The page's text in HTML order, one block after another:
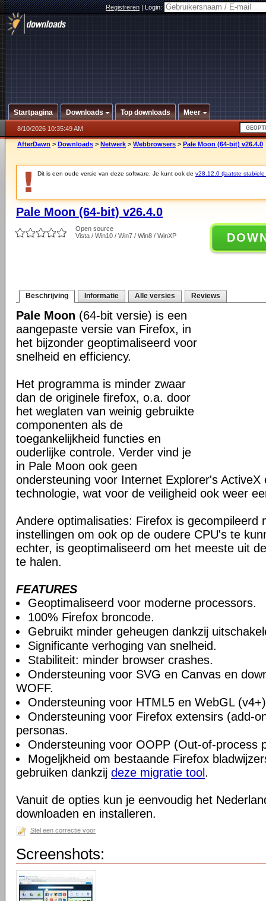
Registreren|Login:
Startpagina Downloads Top downloads Meer
8/10/2026 10:35:49 AM
AfterDawn > Downloads > Netwerk > Webbrowsers > Pale Moon (64-bit) v26.4.0
Dit is een oude versie van deze software. Je kunt ook de v28.12.0 (laatste stabiele
Pale Moon (64-bit) v26.4.0
Open source
Vista / Win10 / Win7 / Win8 / WinXP
Beschrijving Informatie Alle versies Reviews
Pale Moon (64-bit versie) is een
aangepaste versie van Firefox, in
het bijzonder geoptimaliseerd voor
snelheid en efficiency.
Het programma is minder zwaar
dan de originele firefox, o.a. door
het weglaten van weinig gebruikte
componenten als de
toegankelijkheid functies en
ouderlijke controle. Verder vind je
in Pale Moon ook geen
ondersteuning voor Internet Explorer's ActiveX
technologie, wat voor de veiligheid ook weer
Andere optimalisaties: Firefox is gecompileerd
instellingen om ook op de oudere CPU's te
echter, is geoptimaliseerd om het meeste uit
te halen.
FEATURES
Geoptimaliseerd voor moderne processors.
100% Firefox broncode.
Gebruikt minder geheugen dankzij
Significante verhoging van snelheid.
Stabiliteit: minder browser crashes.
Ondersteuning voor SVG en Canvas en
WOFF.
Ondersteuning voor HTML5 en WebGL
Ondersteuning voor Firefox extensirs (add-
personas.
Ondersteuning voor OOPP (Out-of-process
Mogeljkheid om bestaande Firefox
gebruiken dankzij deze migratie tool .
Vanuit de opties kun je eenvoudig het
downloaden en installeren.
Stel een correctie voor
Screenshots: